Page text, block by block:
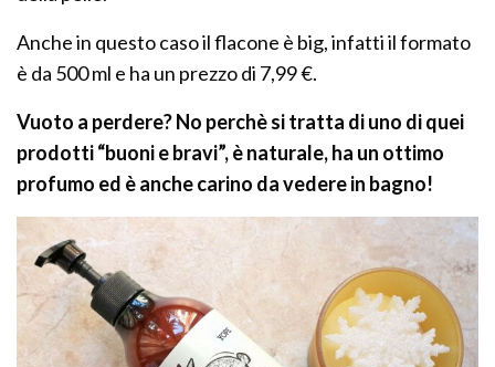
Anche in questo caso il flacone è big, infatti il formato
è da 500 ml e ha un prezzo di 7,99 €.
Vuoto a perdere? No perchè si tratta di uno di quei
prodotti “buoni e bravi”, è naturale, ha un ottimo
profumo ed è anche carino da vedere in bagno!